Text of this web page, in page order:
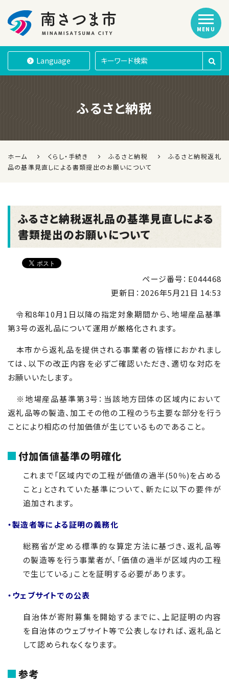
南さつま市
Language
MENU
ふるさと納税
ホーム くらし・手続き ふるさと納税
ふるさと納税返礼
品の基準見直しによる書類提出のお願いについて
ふるさと納税返礼品の基準見直しによる
書類提出のお願いについて
ページ番号：E044468
更新日： 2026年5月21日 14:53
令和8年10月1 日以降の指定対象期間から、地場産品基準
第3号の返礼品について運用が厳格化されます。
本市から返礼品を提供される事業者の皆様におかれまし
ては、以下の改正内容を必ずご確認いただき、適切な対応を
お願いいたします。
※ 地場産品基準第3号：当該地方団体の区域内において
返礼品等の製造、加工その他の工程のうち主要な部分を行う
ことにより相応の付加価値が生じているものであること。
付加価値基準の明確化
これまで「区域内での工程が価値の過半(50％)を占める
こと」とされていた基準について、新たに以下の要件が
追加されます。
・製造者等による証明の義務化
総務省が定める標準的な算定方法に基づき、返礼品等
の製造等を行う事業者が、「価値の過半が区域内の工程
で生じている」ことを証明する必要があります。
・ウェブサイトでの公表
自治体が寄附募集を開始するまでに、上記証明の内容
を自治体のウェブサイト等で公表しなければ、返礼品と
して認められなくなります。
参考